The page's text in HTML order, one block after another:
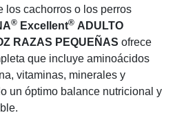
los cachorros o los perros
® Excellent® ADULTO
RAZAS PEQUEÑAS ofrece
que incluye aminoácidos
vitaminas, minerales y
un óptimo balance nutricional y